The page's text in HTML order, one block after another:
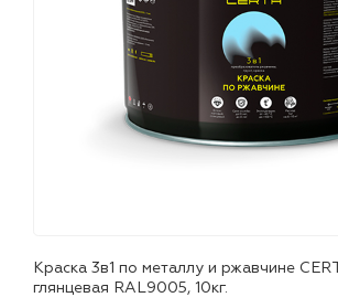
и эмали
Краска 3в1 по металлу и ржавчине
глянцевая RAL9005, 10кг.